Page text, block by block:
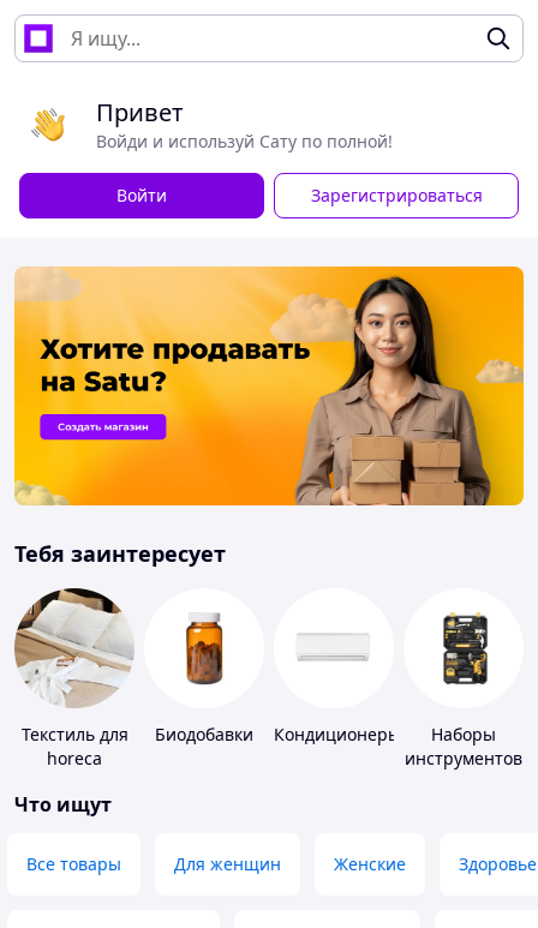
Привет
Войди и используй Сату по полной!
Войти Зарегистрироваться
Тебя заинтересует
Текстиль для
horeca
Биодобавки Кондиционеры
Наборы
инструментов
Что ищут
Все товары Для женщин Женские Здоровье